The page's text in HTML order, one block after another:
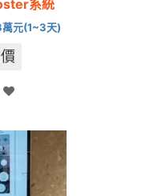
系統
元(1~3天)